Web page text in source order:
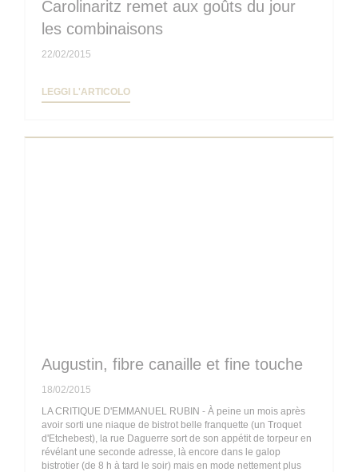
Carolinaritz remet aux goûts du jour
les combinaisons
22/02/2015
LEGGI L'ARTICOLO((APRE UNA NUOVA FINESTRA))
Augustin, fibre canaille et fine touche
18/02/2015
LA CRITIQUE D'EMMANUEL RUBIN - À peine un mois après
avoir sorti une niaque de bistrot belle franquette (un Troquet
d'Etchebest), la rue Daguerre sort de son appétit de torpeur en
révélant une seconde adresse, là encore dans le galop
bistrotier (de 8 h à tard le soir) mais en mode nettement plus